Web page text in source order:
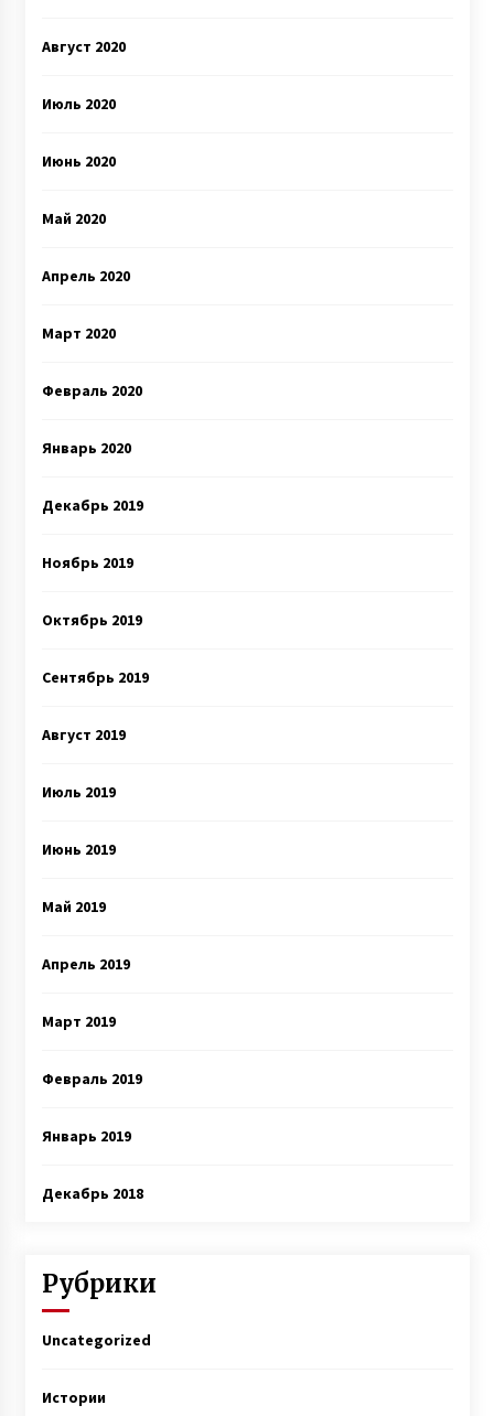
Август 2020
Июль 2020
Июнь 2020
Май 2020
Апрель 2020
Март 2020
Февраль 2020
Январь 2020
Декабрь 2019
Ноябрь 2019
Октябрь 2019
Сентябрь 2019
Август 2019
Июль 2019
Июнь 2019
Май 2019
Апрель 2019
Март 2019
Февраль 2019
Январь 2019
Декабрь 2018
Рубрики
Uncategorized
Истории